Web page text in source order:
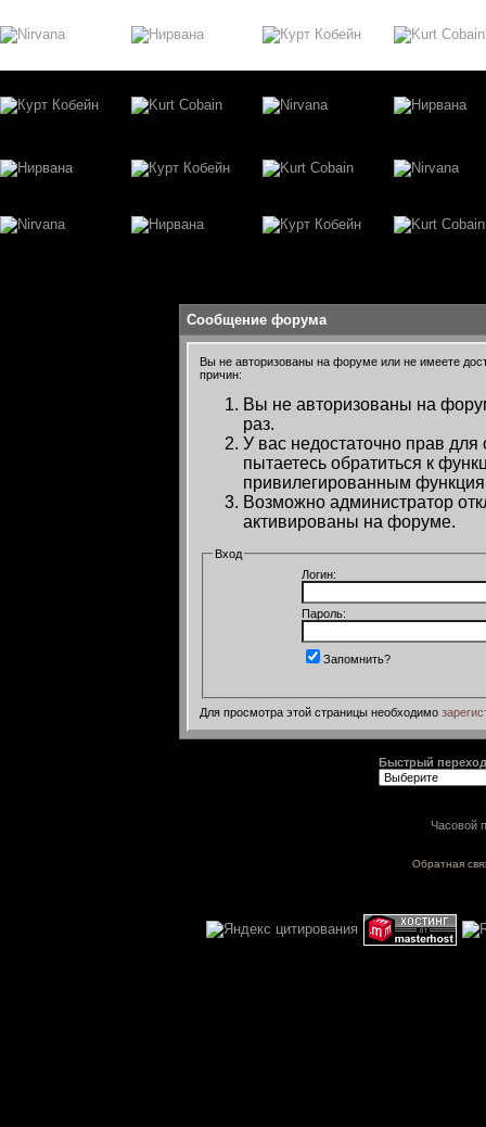
Сообщение форума
Вы не авторизованы на форуме или не имеете
причин:
Вы не авторизованы на
раз.
У вас недостаточно прав
пытаетесь обратиться к
привилегированным
Возможно администратор
активированы на форуме.
Вход
Логин:
Пароль:
Запомнить?
Для просмотра этой страницы необходимо
Быстрый переход
Часовой
Обратная